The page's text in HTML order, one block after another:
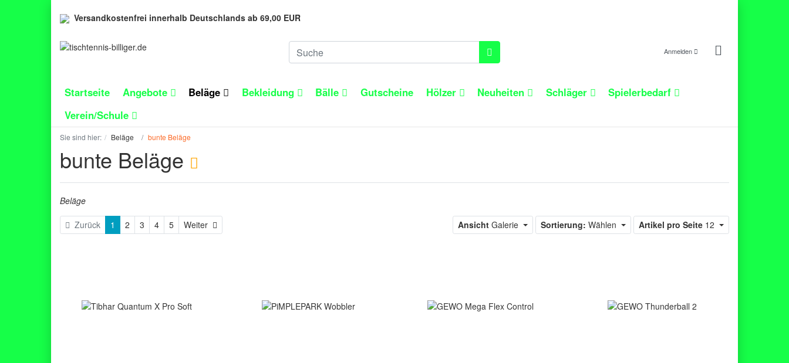
Versandkostenfrei innerhalb Deutschlands ab 69,00 EUR
Anmelden
Startseite Angebote Beläge Bekleidung Bälle Gutscheine Hölzer Neuheiten Schläger
Spielerbedarf
Verein/Schule
Sie sind hier: Beläge bunte Beläge
bunte Beläge
Beläge
Zurück 1 2 3 4 5 Weiter Ansicht Galerie Sortierung: Wählen Artikel pro Seite 12